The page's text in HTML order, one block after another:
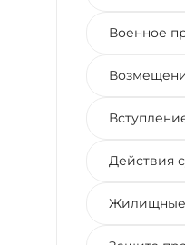
Военное
Действия
Жилищные